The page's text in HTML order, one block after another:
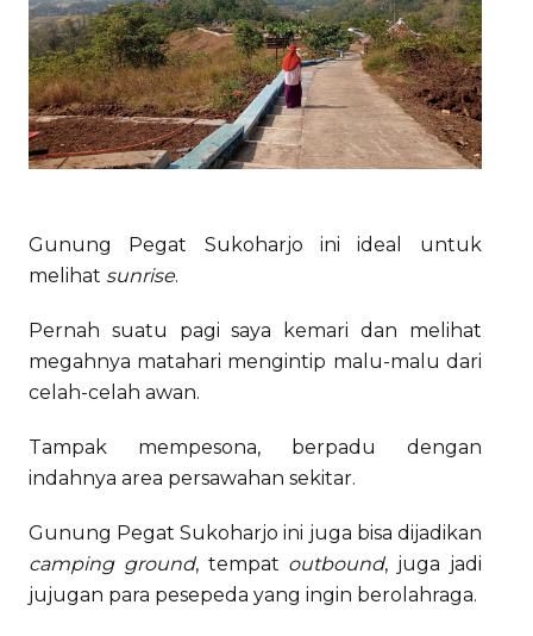
Gunung Pegat Sukoharjo ini ideal untuk
melihat sunrise.
Pernah suatu pagi saya kemari dan melihat
megahnya matahari mengintip malu-malu dari
celah-celah awan.
Tampak mempesona, berpadu dengan
indahnya area persawahan sekitar.
Gunung Pegat Sukoharjo ini juga bisa dijadikan
camping ground, tempat outbound, juga jadi
jujugan para pesepeda yang ingin berolahraga.